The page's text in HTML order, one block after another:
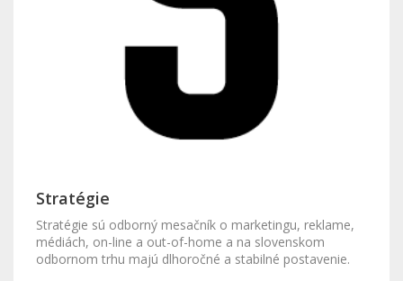
Stratégie
Stratégie sú odborný mesačník o marketingu, reklame,
médiách, on-line a out-of-home a na slovenskom
odbornom trhu majú dlhoročné a stabilné postavenie.